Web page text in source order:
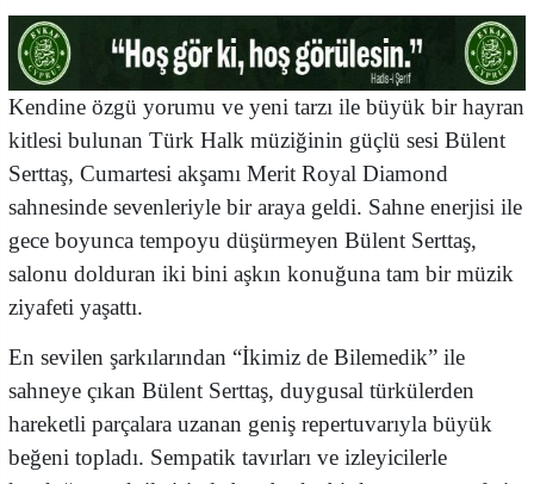
Kendine özgü yorumu ve yeni tarzı ile büyük bir hayran
kitlesi bulunan Türk Halk müziğinin güçlü sesi Bülent
Serttaş, Cumartesi akşamı Merit Royal Diamond
sahnesinde sevenleriyle bir araya geldi. Sahne enerjisi ile
gece boyunca tempoyu düşürmeyen Bülent Serttaş,
salonu dolduran iki bini aşkın konuğuna tam bir müzik
ziyafeti yaşattı.
En sevilen şarkılarından “İkimiz de Bilemedik” ile
sahneye çıkan Bülent Serttaş, duygusal türkülerden
hareketli parçalara uzanan geniş repertuvarıyla büyük
beğeni topladı. Sempatik tavırları ve izleyicilerle